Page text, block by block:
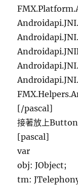
[/pascal]
接著放上
[pascal]
var
obj: JObject;
tm: